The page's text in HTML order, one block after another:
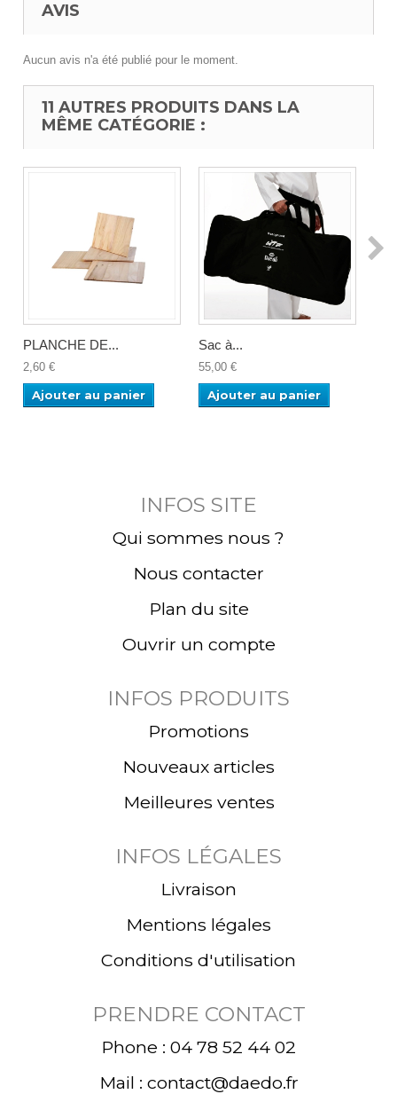
AVIS
Aucun avis n'a été publié pour le moment.
11 AUTRES PRODUITS DANS LA
MÊME CATÉGORIE :
PLANCHE DE...
2,60 €
Ajouter au panier
Sac à...
55,00 €
Ajouter au panier
INFOS SITE
Qui sommes nous ?
Nous contacter
Plan du site
Ouvrir un compte
INFOS PRODUITS
Promotions
Nouveaux articles
Meilleures ventes
INFOS LÉGALES
Livraison
Mentions légales
Conditions d'utilisation
PRENDRE CONTACT
Phone : 04 78 52 44 02
Mail : contact@daedo.fr